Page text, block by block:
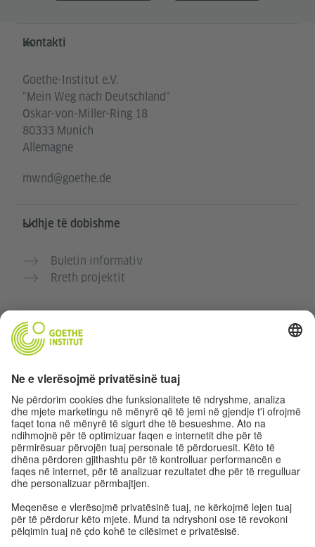
Service- und Informationsbereich
Kontakti
Goethe-Institut e.V.
"Mein Weg nach Deutschland"
Oskar-von-Miller-Ring 18
80333 Munich
Allemagne
mwnd@goethe.de
Lidhje të dobishme
Buletin informativ
Rreth projektit
Faqe të tjera interneti
Komuniteti “Gjermanisht për ty”
Ushtro gjermanisht falas
Kurse gjermanisht të Goethe-Institutit
Portali për mësuesit „Deutschstunde“
Privatësia dhe Qasja pa pengesa
Rregullimet e sferës private